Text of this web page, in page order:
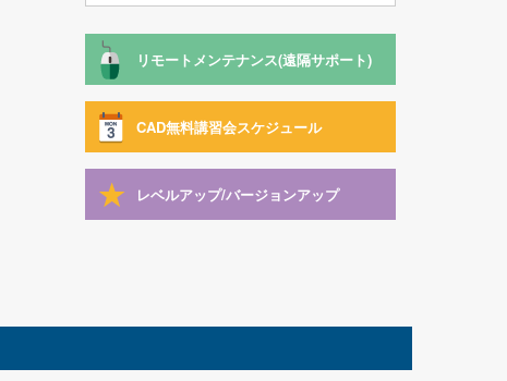
リモートメンテナンス(遠隔サポート)
CAD無料講習会スケジュール
レベルアップ/バージョンアップ